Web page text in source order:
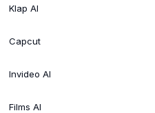
Klap AI
Capcut
Invideo AI
Films AI